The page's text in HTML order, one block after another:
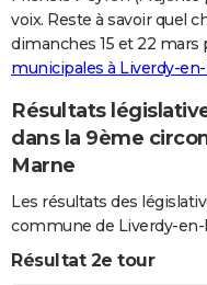
S'inscrire
Se connecter
Lycées
Collèges
Primaires
Universités
Entreprises
Service militaire
Avis de recherche
AVIS DE DÉCÈS
FORUM
Bricolage
Lifestyle
Culture
Sport
Auto
Television
Voyage
Cinema
voix. Reste à savoir quel
dimanches 15 et 22 mars
municipales à Liverdy-
Résultats
dans la 9ème
Marne
Les résultats des
commune de Liverdy-en-
Résultat 2e tour